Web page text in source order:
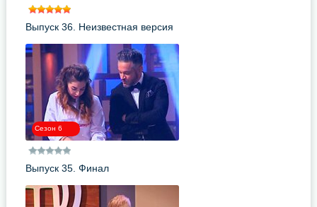
Выпуск 36. Неизвестная версия
Сезон 6
Выпуск 35. Финал